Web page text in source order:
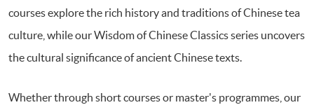
courses explore the rich history and traditions of Chinese tea
culture, while our Wisdom of Chinese Classics series uncovers
the cultural significance of ancient Chinese texts.
Whether through short courses or master's programmes, our